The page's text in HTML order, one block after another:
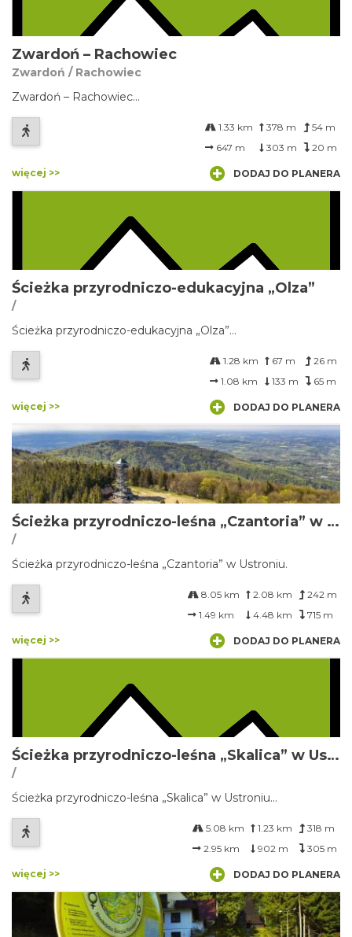
Zwardoń – Rachowiec
Zwardoń / Rachowiec
Zwardoń – Rachowiec...
1.33 km 378 m
54 m
647 m
303 m 20 m
więcej >> DODAJ DO PLANERA
Ścieżka przyrodniczo-edukacyjna „Olza”
/
Ścieżka przyrodniczo-edukacyjna „Olza”...
1.28 km 67 m
26 m
1.08 km
133 m 65 m
więcej >> DODAJ DO PLANERA
Ścieżka przyrodniczo-leśna „Czantoria” w Ustroniu
/
Ścieżka przyrodniczo-leśna „Czantoria” w Ustroniu.
8.05 km 2.08 km
242 m
1.49 km
4.48 km 715 m
więcej >> DODAJ DO PLANERA
Ścieżka przyrodniczo-leśna „Skalica” w Ustroniu
/
Ścieżka przyrodniczo-leśna „Skalica” w Ustroniu...
5.08 km 1.23 km
318 m
2.95 km
902 m 305 m
więcej >> DODAJ DO PLANERA